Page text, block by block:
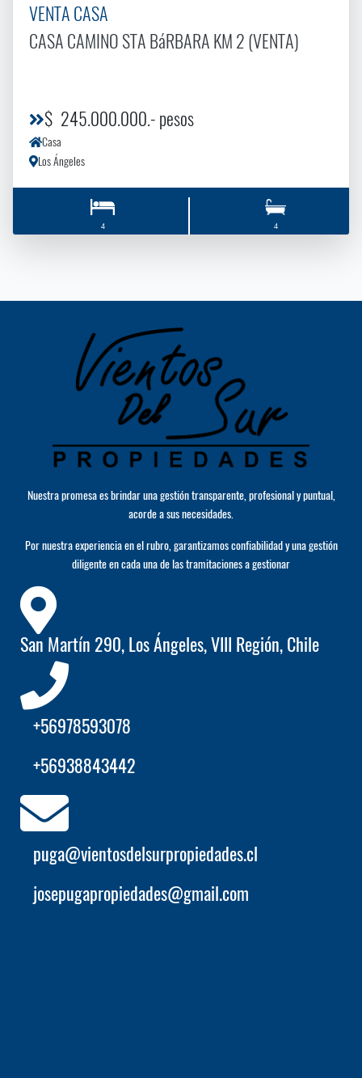
VENTA CASA
CASA CAMINO STA BáRBARA KM 2 (VENTA)
$ 245.000.000.- pesos
Casa
Los Ángeles
4 4
Nuestra promesa es brindar una gestión transparente, profesional y puntual,
acorde a sus necesidades.
Por nuestra experiencia en el rubro, garantizamos confiabilidad y una gestión
diligente en cada una de las tramitaciones a gestionar
San Martín 290, Los Ángeles, VIII Región, Chile
+56978593078
+56938843442
puga@vientosdelsurpropiedades.cl
josepugapropiedades@gmail.com